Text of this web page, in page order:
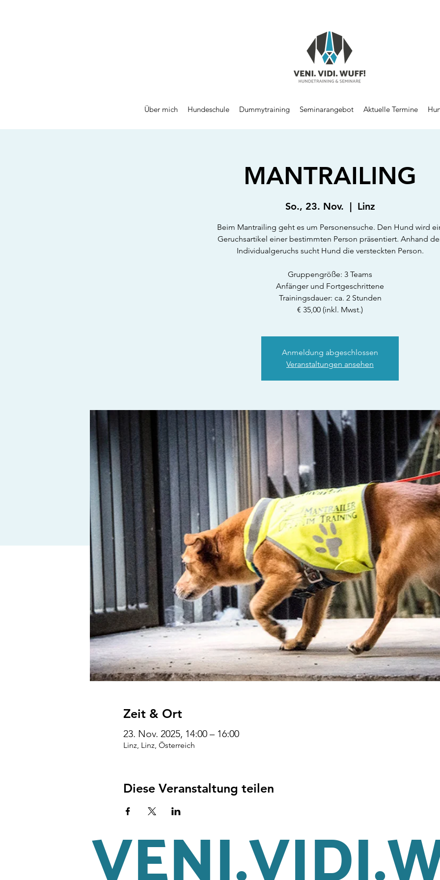
Über mich Hundeschule Dummytraining Seminarangebot Aktuelle Termine
MANTRAILING
So., 23. Nov.
  |
Linz
Beim Mantrailing geht es um Personensuche. Den Hund wird
Geruchsartikel einer bestimmten Person präsentiert. Anhand
Individualgeruchs sucht Hund die versteckten Person.
Gruppengröße: 3 Teams
Anfänger und Fortgeschrittene
Trainingsdauer: ca. 2 Stunden
€ 35,00 (inkl. Mwst.)
Anmeldung abgeschlossen
Veranstaltungen ansehen
Zeit & Ort
23. Nov. 2025, 14:00 – 16:00
Linz, Linz, Österreich
Diese Veranstaltung teilen